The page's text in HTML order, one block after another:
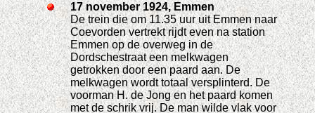
17 november 1924, Emmen
De trein die om 11.35 uur uit Emmen naar
Coevorden vertrekt rijdt even na station
Emmen op de overweg in de
Dordschestraat een melkwagen
getrokken door een paard aan. De
melkwagen wordt totaal versplinterd. De
voorman H. de Jong en het paard komen
met de schrik vrij. De man wilde vlak voor